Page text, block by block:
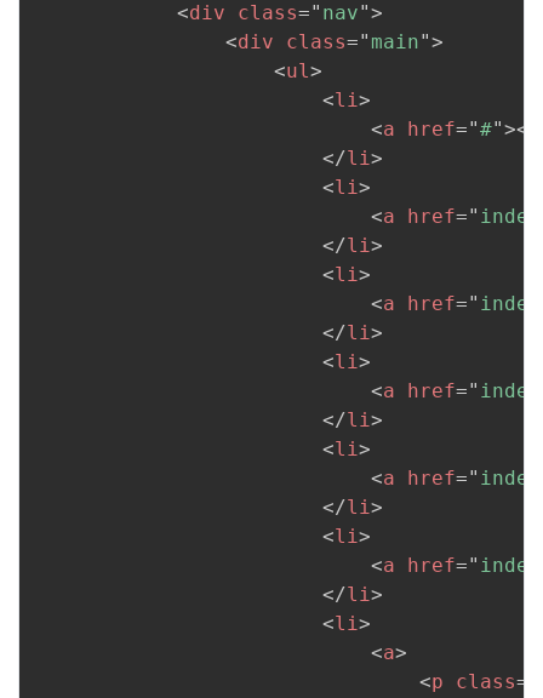
<div class=" nav">
<div class=" main">
<ul>
<li>
<a href="#"><
</li>
<li>
<a href="
</li>
<li>
<a href="
</li>
<li>
<a href="
</li>
<li>
<a href="
</li>
<li>
<a href="
</li>
<li>
<a>
<p class=